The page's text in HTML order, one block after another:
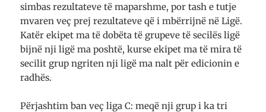
simbas rezul­tateve të mapar­shme, por tash e tutje
mvaren veç prej rezul­tateve që i mbë­rrijnë në Ligë.
Katër ekipet ma të dobëta të grupeve të secilës ligë
bijnë nji ligë ma poshtë, kurse ekipet ma të mira të
secilit grup ngriten nji ligë ma nalt për edicionin e
radhës.
Për­jashtim ban veç liga C: meqë nji grup i ka tri